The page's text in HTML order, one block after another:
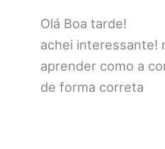
Olá Boa tarde!
achei interessante!
aprender como a
de forma correta